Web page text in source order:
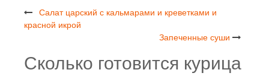
Салат царский с кальмарами и креветками и
красной икрой
Запеченные суши
Сколько готовится курица